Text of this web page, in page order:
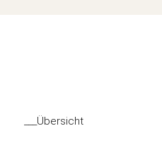
___Übersicht